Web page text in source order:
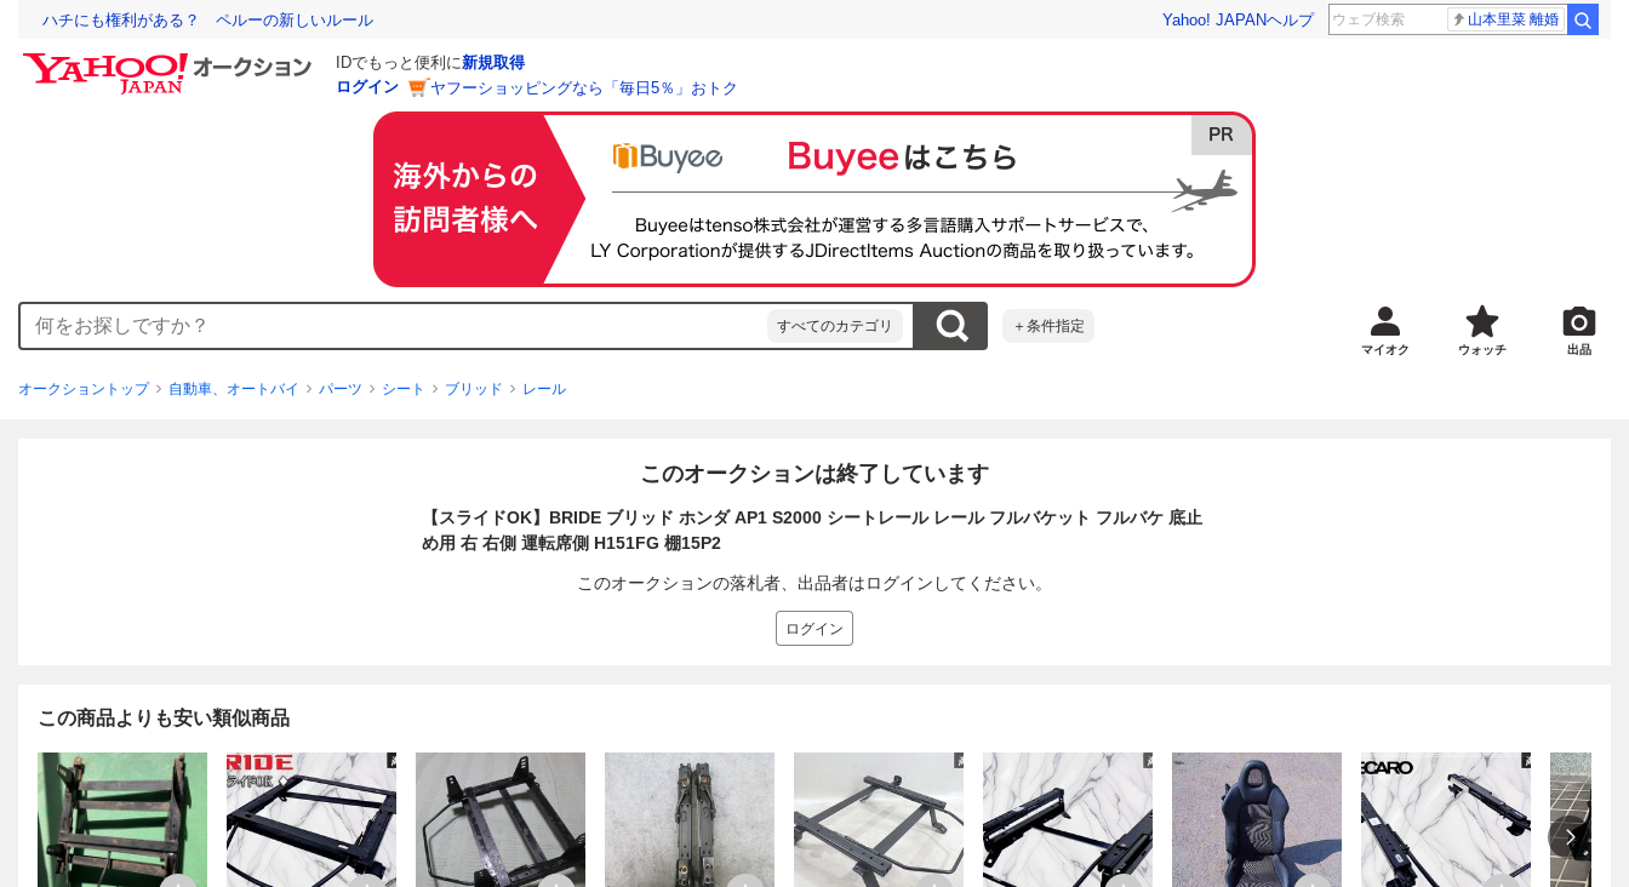
ハチにも権利がある？ ペルーの新しいルール Yahoo! JAPANヘルプ 山本里菜 離婚
IDでもっと便利に新規取得
ログイン
ヤフーショッピングなら「毎日5％」おトク
すべてのカテゴリ ＋条件指定
マイオク ウォッチ 出品
オークショントップ 自動車、オートバイ パーツ シート ブリッド レール
このオークションは終了しています
【スライドOK】BRIDE ブリッド ホンダ AP1 S2000 シートレール レール フルバケット フルバケ 底止
め用 右 右側 運転席側 H151FG 棚15P2
このオークションの落札者、出品者はログインしてください。
ログイン
この商品よりも安い類似商品